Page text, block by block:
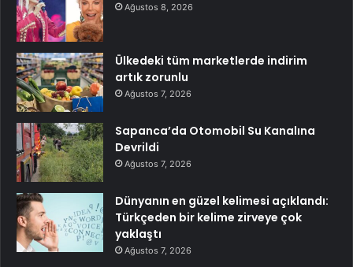
Ağustos 8, 2026
Ülkedeki tüm marketlerde indirim
artık zorunlu
Ağustos 7, 2026
Sapanca’da Otomobil Su Kanalına
Devrildi
Ağustos 7, 2026
Dünyanın en güzel kelimesi açıklandı:
Türkçeden bir kelime zirveye çok
yaklaştı
Ağustos 7, 2026